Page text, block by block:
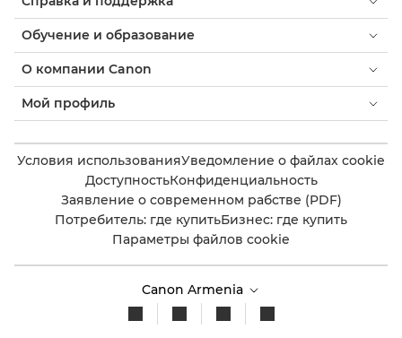
Обучение и образование
О компании Canon
Мой профиль
Условия использованияУведомление о файлах cookie
ДоступностьКонфиденциальность
Заявление о современном рабстве (PDF)
Потребитель: где купитьБизнес: где купить
Параметры файлов cookie
Canon Armenia